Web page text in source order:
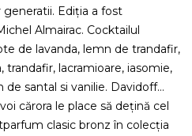
Ediția a fost
Almairac. Cocktailul
de lavanda, lemn de trandafir,
lacramioare, iasomie,
santal si vanilie. Davidoff
cărora le place să dețină cel
parfum clasic bronz în colecția